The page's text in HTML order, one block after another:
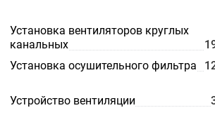
Установка вентиляторов круглых
канальных
Установка осушительного фильтра
Устройство вентиляции